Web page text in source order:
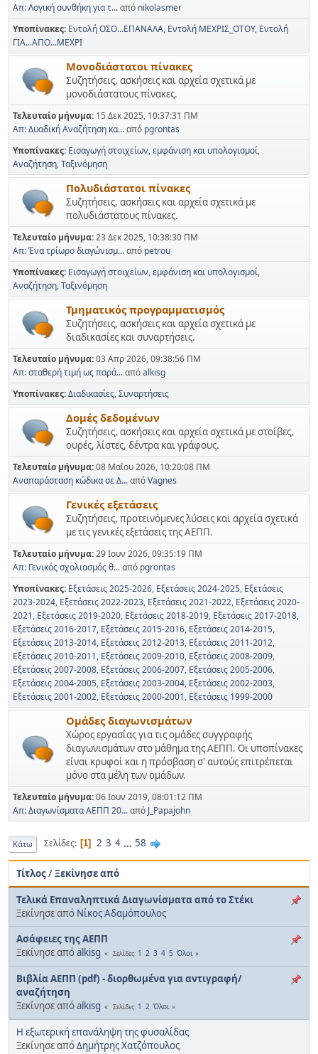
Απ: Λογική συνθήκη για τ...από nikolasmer
Υποπίνακες Εντολή ΟΣΟ...ΕΠΑΝΑΛΑ Εντολή ΜΕΧΡΙΣ_ΟΤΟΥ Εντολή
ΓΙΑ...ΑΠΟ...ΜΕΧΡΙ
Μονοδιάστατοι πίνακες
Συζητήσεις, ασκήσεις και αρχεία σχετικά με
μονοδιάστατους πίνακες.
Τελευταίο μήνυμα: 15 Δεκ 2025, 10:37:31 ΠΜ
Απ: Δυαδική Αναζήτηση κα...από pgrontas
Υποπίνακες Εισαγωγή στοιχείων, εμφάνιση και υπολογισμοί
Αναζήτηση Ταξινόμηση
Πολυδιάστατοι πίνακες
Συζητήσεις, ασκήσεις και αρχεία σχετικά με
πολυδιάστατους πίνακες.
Τελευταίο μήνυμα:23 Δεκ 2025, 10:38:30 ΠΜ
Απ: Ένα τρίωρο διαγώνισμ...από petrou
Υποπίνακες Εισαγωγή στοιχείων, εμφάνιση και υπολογισμοί
Αναζήτηση Ταξινόμηση
Τμηματικός προγραμματισμός
Συζητήσεις, ασκήσεις και αρχεία σχετικά με
διαδικασίες και συναρτήσεις.
Τελευταίο μήνυμα:03 Απρ 2026, 09:38:56 ΠΜ
Απ: σταθερή τιμή ως παρά...απόalkisg
Υποπίνακες Διαδικασίες Συναρτήσεις
Δομές δεδομένων
Συζητήσεις, ασκήσεις και αρχεία σχετικά με στοίβες,
ουρές, λίστες, δέντρα και γράφους.
Τελευταίο μήνυμα:08 Μαΐου 2026, 10:20:08 ΠΜ
Αναπαράσταση κώδικα σε Δ...απόVagnes
Γενικές εξετάσεις
Συζητήσεις, προτεινόμενες λύσεις και αρχεία σχετικά
με τις γενικές εξετάσεις της ΑΕΠΠ.
Τελευταίο μήνυμα:29 Ιουν 2026, 09:35:19 ΠΜ
Απ: Γενικός σχολιασμός θ...από pgrontas
Υποπίνακες Εξετάσεις 2025-2026 Εξετάσεις 2024-2025 Εξετάσεις
2023-2024 Εξετάσεις 2022-2023 Εξετάσεις 2021-2022 Εξετάσεις 2020-
2021 Εξετάσεις 2019-2020 Εξετάσεις 2018-2019 Εξετάσεις 2017-2018
Εξετάσεις 2016-2017 Εξετάσεις 2015-2016 Εξετάσεις 2014-2015
Εξετάσεις 2013-2014 Εξετάσεις 2012-2013 Εξετάσεις 2011-2012
Εξετάσεις 2010-2011 Εξετάσεις 2009-2010 Εξετάσεις 2008-2009
Εξετάσεις 2007-2008 Εξετάσεις 2006-2007 Εξετάσεις 2005-2006
Εξετάσεις 2004-2005 Εξετάσεις 2003-2004 Εξετάσεις 2002-2003
Εξετάσεις 2001-2002 Εξετάσεις 2000-2001 Εξετάσεις 1999-2000
Ομάδες διαγωνισμάτων
Χώρος εργασίας για τις ομάδες συγγραφής
διαγωνισμάτων στο μάθημα της ΑΕΠΠ. Οι υποπίνακες
είναι κρυφοί και η πρόσβαση σ' αυτούς επιτρέπεται
μόνο στα μέλη των ομάδων.
Τελευταίο μήνυμα:06 Ιουν 2019, 08:01:12 ΠΜ
Απ: Διαγωνίσματα ΑΕΠΠ 20...από J_Papajohn
Κάτω Σελίδες 1 2 3 4 ... 58
Τίτλος/Ξεκίνησε από
Τελικά Επαναληπτικά Διαγωνίσματα από το Στέκι
Ξεκίνησε από Νίκος Αδαμόπουλος
Ασάφειες της ΑΕΠΠ
Ξεκίνησε απόalkisg Σελίδες 1 2 3 4 5 Όλοι
Βιβλία ΑΕΠΠ (pdf) - διορθωμένα για αντιγραφή/
αναζήτηση
Ξεκίνησε απόalkisg Σελίδες 1 2 Όλοι
Η εξωτερική επανάληψη της φυσαλίδας
Ξεκίνησε απόΔημήτρης Χατζόπουλος